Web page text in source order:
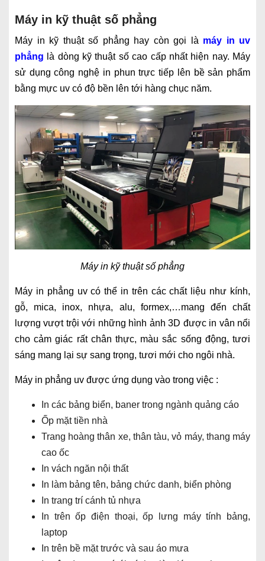
Máy in kỹ thuật số phẳng
Máy in kỹ thuật số phẳng hay còn gọi là máy in uv
phẳng là dòng kỹ thuật số cao cấp nhất hiện nay. Máy
sử dụng công nghệ in phun trực tiếp lên bề sản phẩm
bằng mực uv có độ bền lên tới hàng chục năm.
Máy in kỹ thuật số phẳng
Máy in phẳng uv có thể in trên các chất liệu như kính,
gỗ, mica, inox, nhựa, alu, formex,…mang đến chất
lượng vượt trội với những hình ảnh 3D được in vân nổi
cho cảm giác rất chân thực, màu sắc sống động, tươi
sáng mang lại sự sang trọng, tươi mới cho ngôi nhà.
Máy in phẳng uv được ứng dụng vào trong việc :
In các bảng biển, baner trong ngành quảng cáo
Ốp mặt tiền nhà
Trang hoàng thân xe, thân tàu, vỏ máy, thang máy
cao ốc
In vách ngăn nội thất
In làm bảng tên, bảng chức danh, biển phòng
In trang trí cánh tủ nhựa
In trên ốp điện thoại, ốp lưng máy tính bảng,
laptop
In trên bề mặt trước và sau áo mưa